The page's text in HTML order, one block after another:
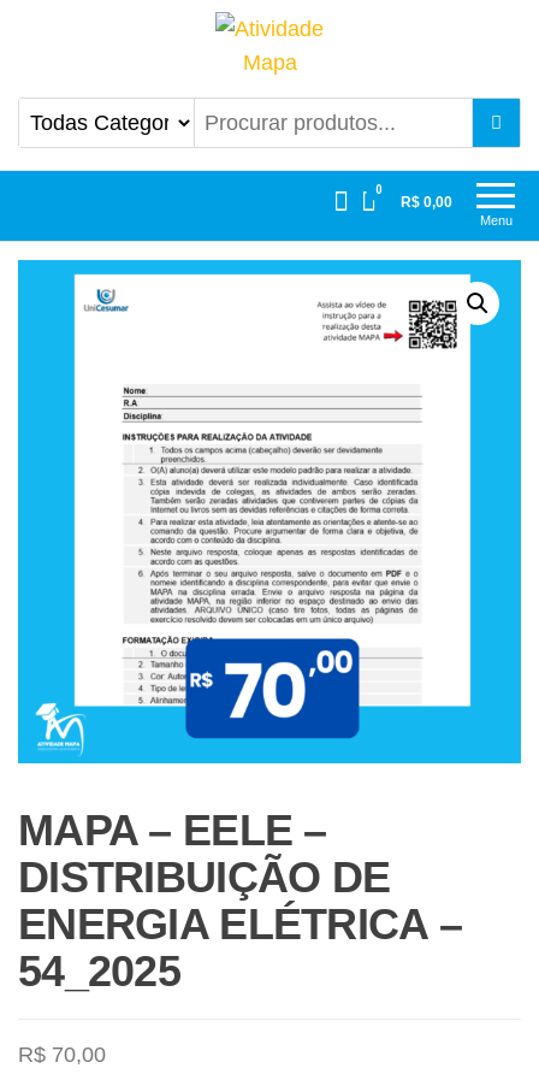
Atividade Mapa Mapa UniCesumar
Menu
0
R$ 0,00
MAPA – EELE –
DISTRIBUIÇÃO DE
ENERGIA ELÉTRICA –
54_2025
R$ 70,00